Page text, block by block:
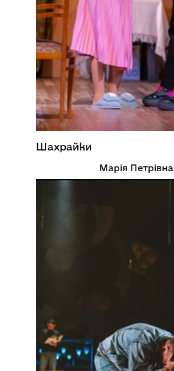
Шахрайки
Марія Петрівна